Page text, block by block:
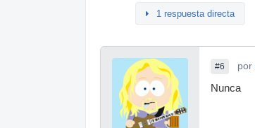
1 respuesta directa
#6 por
Nunca